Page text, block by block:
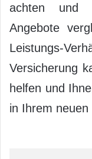
achten und
Angebote
Leistungs-
Versicherung
helfen und
in Ihrem neuen